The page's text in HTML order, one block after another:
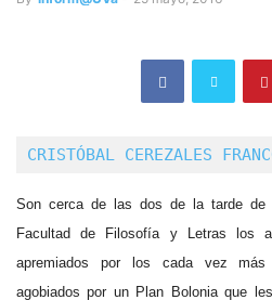
CRISTÓBAL CEREZALES
Son cerca de las dos de la tarde
Facultad de Filosofía y Letras los
apremiados por los cada vez más
agobiados por un Plan Bolonia que